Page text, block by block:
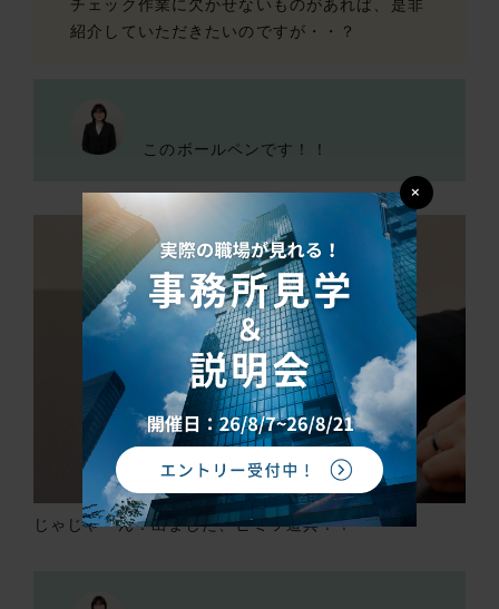
紹介していただきたいのですが・・？
このボールペンです！！
じゃじゃーん！出ました、ヒミツ道具！！
×